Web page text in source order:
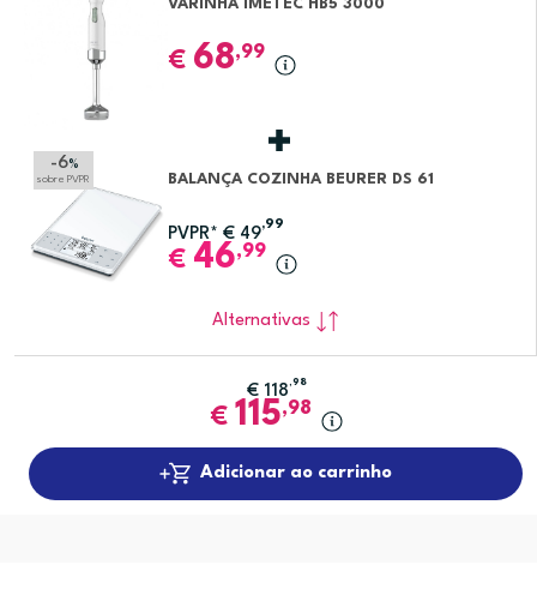
VARINHA IMETEC HB5 3000
€ 68,99
-6%
sobre PVPR BALANÇA COZINHA BEURER DS 61
PVPR* € 49
,99
€ 46,99
Alternativas
€ 118,98
€ 115,98
Adicionar ao carrinho